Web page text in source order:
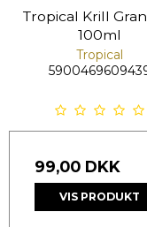
Tropical Krill
100ml
Tropical
99,00 DKK
VIS PRODUKT